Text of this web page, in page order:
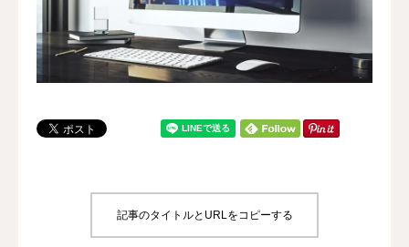
記事のタイトルとURLをコピーする
コラム
無料相談 072-959-3399